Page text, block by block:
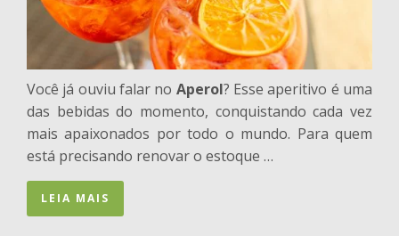
Você já ouviu falar no Aperol? Esse aperitivo é uma
das bebidas do momento, conquistando cada vez
mais apaixonados por todo o mundo. Para quem
está precisando renovar o estoque …
LEIA MAIS